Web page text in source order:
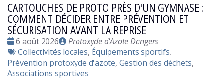
CARTOUCHES DE PROTO PRÈS D'UN GYMNASE :
COMMENT DÉCIDER ENTRE PRÉVENTION ET
SÉCURISATION AVANT LA REPRISE
Date
:
6 août 2026
Publié
par
Protoxyde d'Azote Dangers
Tags
:
Collectivités locales, Équipements sportifs,
Prévention protoxyde d'azote, Gestion des déchets,
Associations sportives